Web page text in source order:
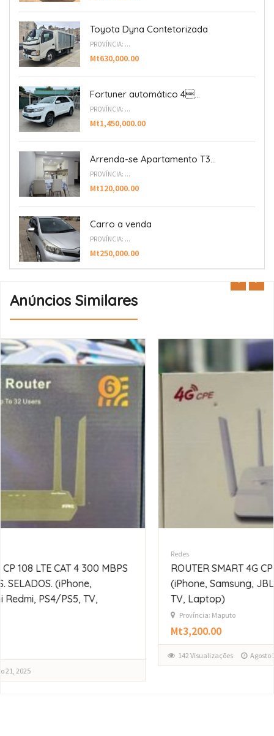
Toyota Dyna Contetorizada
PROVÍNCIA: ...
Mt630,000.00
Fortuner automático 4...
PROVÍNCIA: ...
Mt1,450,000.00
Arrenda-se Apartamento T3...
PROVÍNCIA: ...
Mt120,000.00
Carro a venda
PROVÍNCIA: ...
Mt250,000.00
Anúncios Similares
ROUTER SMART 4G CPE 4G LTE CPE. SELADOS.
(iPhone, Samsung, JBL, Xiaomi Redmi, PS4/PS5,
TV, Laptop)